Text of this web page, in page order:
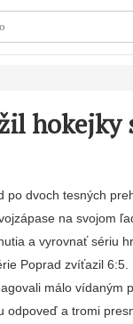
hokejky
po dvoch tesných
na svojom
a vyrovnať sériu
Poprad zvíťazil
málo vídaným
odpoveď a tromi